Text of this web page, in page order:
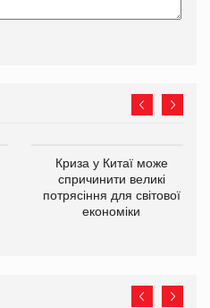
Криза у Китаї може
спричинити великі
потрясіння для світової
економіки